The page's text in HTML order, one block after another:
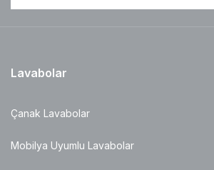
Lavabolar
Çanak Lavabolar
Mobilya Uyumlu Lavabolar